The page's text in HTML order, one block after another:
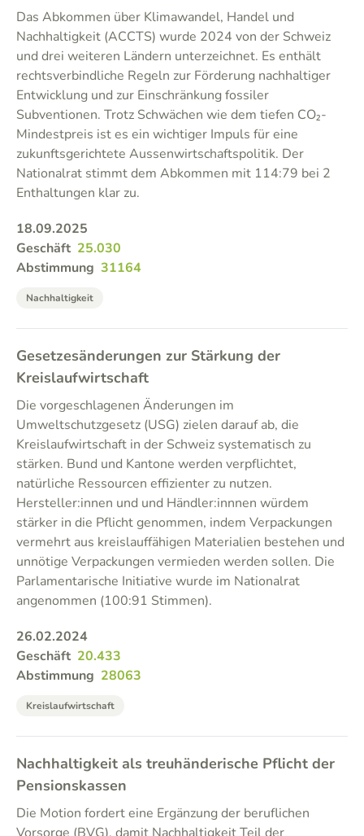
Das Abkommen über Klimawandel, Handel und
Nachhaltigkeit (ACCTS) wurde 2024 von der Schweiz
und drei weiteren Ländern unterzeichnet. Es enthält
rechtsverbindliche Regeln zur Förderung nachhaltiger
Entwicklung und zur Einschränkung fossiler
Subventionen. Trotz Schwächen wie dem tiefen CO₂-
Mindestpreis ist es ein wichtiger Impuls für eine
zukunftsgerichtete Aussenwirtschaftspolitik. Der
Nationalrat stimmt dem Abkommen mit 114:79 bei 2
Enthaltungen klar zu.
18.09.2025
Geschäft 25.030
Abstimmung 31164
Nachhaltigkeit
Gesetzesänderungen zur Stärkung der
Kreislaufwirtschaft
Die vorgeschlagenen Änderungen im
Umweltschutzgesetz (USG) zielen darauf ab, die
Kreislaufwirtschaft in der Schweiz systematisch zu
stärken. Bund und Kantone werden verpflichtet,
natürliche Ressourcen effizienter zu nutzen.
Hersteller:innen und und Händler:innnen würdem
stärker in die Pflicht genommen, indem Verpackungen
vermehrt aus kreislauffähigen Materialien bestehen und
unnötige Verpackungen vermieden werden sollen. Die
Parlamentarische Initiative wurde im Nationalrat
angenommen (100:91 Stimmen).
26.02.2024
Geschäft 20.433
Abstimmung 28063
Kreislaufwirtschaft
Nachhaltigkeit als treuhänderische Pflicht der
Pensionskassen
Die Motion fordert eine Ergänzung der beruflichen